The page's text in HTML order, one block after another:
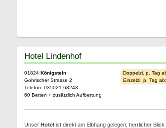
Hotel Lindenhof
01824 Königstein
Gohrischer Strasse 2
Telefon: 035021 68243
60 Betten + zusätzlich Aufbettung
Doppelzi. p. Tag
Einzelzi. p. Tag ab:
Unser Hotelist direkt am Elbhang gelegen; herrlicher Blick